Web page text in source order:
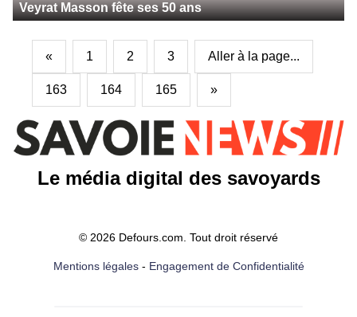
Veyrat Masson fête ses 50 ans
« 1 2 3 Aller à la page...
163 164 165 »
Le média digital des savoyards
© 2026 Defours.com. Tout droit réservé
Mentions légales- Engagement de Confidentialité